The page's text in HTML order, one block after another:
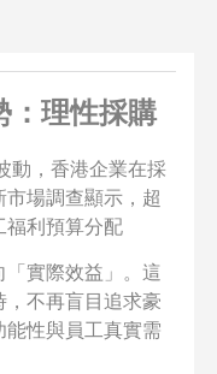
：理性採購
動，香港企業在採
場調查顯示，超
利預算分配
實際效益」。這
，不再盲目追求豪
能性與員工真實需